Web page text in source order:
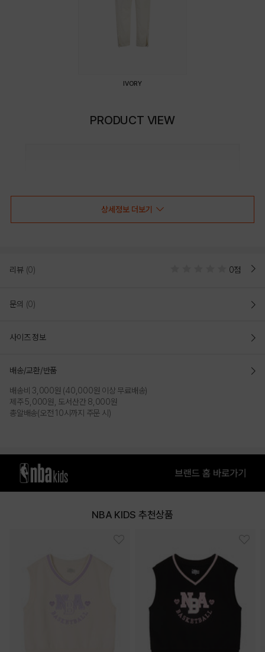
IVORY
PRODUCT VIEW
상세정보 더보기
리뷰 (0) 0점
문의 (0)
사이즈 정보
배송/교환/반품
배송비 3,000원 (40,000원 이상 무료배송)
제주 5,000원, 도서산간 8,000원
총알배송(오전 10시까지 주문 시)
NBA KIDS 추천상품